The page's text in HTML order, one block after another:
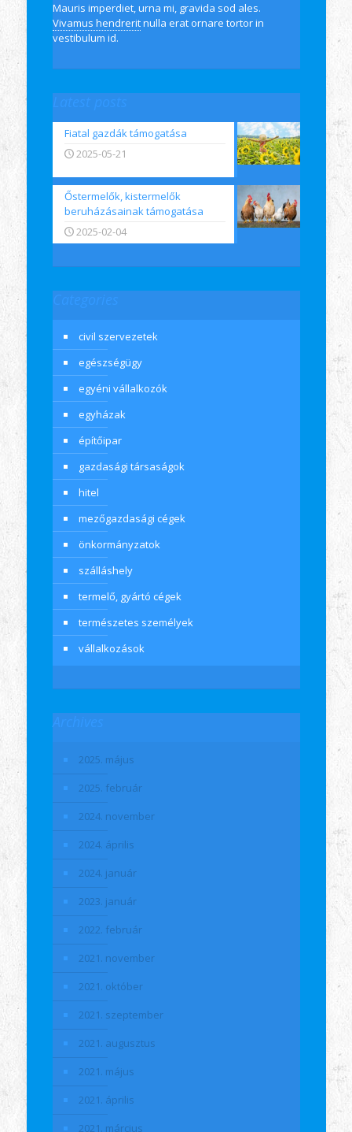
Mauris imperdiet, urna mi, gravida sod ales.
Vivamus hendreritnulla erat ornare tortor in
vestibulum id.
Fiatal gazdák támogatása
2025-05-21
Őstermelők, kistermelők
beruházásainak támogatása
2025-02-04
civil szervezetek
egészségügy
egyéni vállalkozók
egyházak
építőipar
gazdasági társaságok
hitel
mezőgazdasági cégek
önkormányzatok
szálláshely
termelő, gyártó cégek
természetes személyek
vállalkozások
Archives
2025. május
2025. február
2024. november
2024. április
2024. január
2023. január
2022. február
2021. november
2021. október
2021. szeptember
2021. augusztus
2021. május
2021. április
2021. március